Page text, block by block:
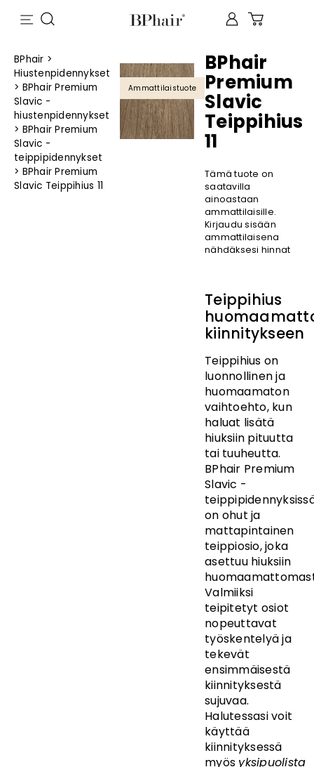
BPhair >
Hiustenpidennykset
> BPhair Premium
Slavic -
hiustenpidennykset
> BPhair Premium
Slavic -
teippipidennykset
> BPhair Premium
Slavic Teippihius 11
Ammattilaistuote
BPhair
Premium
Slavic
Teippihius
11
Tämä tuote on
saatavilla
ainoastaan
ammattilaisille.
Kirjaudu sisään
ammattilaisena
nähdäksesi hinnat
Teippihius
kiinnitykseen
Teippihius on
luonnollinen ja
huomaamaton
vaihtoehto, kun
haluat lisätä
hiuksiin pituutta
tai tuuheutta.
BPhair Premium
Slavic -
on ohut ja
mattapintainen
teippiosio, joka
asettuu hiuksiin
Valmiiksi
teipitetyt osiot
nopeuttavat
työskentelyä ja
tekevät
ensimmäisestä
kiinnityksestä
sujuvaa.
Halutessasi voit
käyttää
kiinnityksessä
myös yksipuolista